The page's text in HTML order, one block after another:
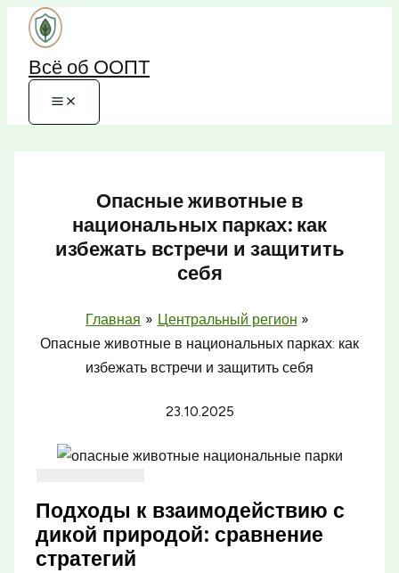
Перейти
содержимому
Всё об ООПТ
Опасные животные в
национальных парках: как
избежать встречи и защитить
себя
Главная
Центральный регион
Опасные животные в национальных парках: как
избежать встречи и защитить себя
23.10.2025
Подходы к взаимодействию с
дикой природой: сравнение
стратегий